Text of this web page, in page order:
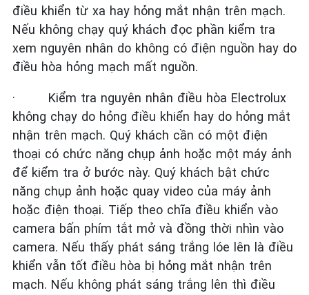
điều khiển từ xa hay hỏng mắt nhận trên mạch.
Nếu không chạy quý khách đọc phần kiểm tra
xem nguyên nhân do không có điện nguồn hay do
điều hòa hỏng mạch mất nguồn.
· Kiểm tra nguyên nhân điều hòa Electrolux
không chạy do hỏng điều khiển hay do hỏng mắt
nhận trên mạch. Quý khách cần có một điện
thoại có chức năng chụp ảnh hoặc một máy ảnh
để kiểm tra ở bước này. Quý khách bật chức
năng chụp ảnh hoặc quay video của máy ảnh
hoặc điện thoại. Tiếp theo chĩa điều khiển vào
camera bấn phím tắt mở và đồng thời nhìn vào
camera. Nếu thấy phát sáng trắng lóe lên là điều
khiển vẫn tốt điều hòa bị hỏng mắt nhận trên
mạch. Nếu không phát sáng trắng lên thì điều